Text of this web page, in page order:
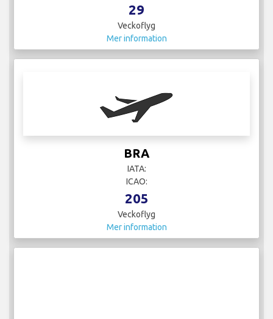
29
Veckoflyg
Mer information
BRA
IATA:
ICAO:
205
Veckoflyg
Mer information